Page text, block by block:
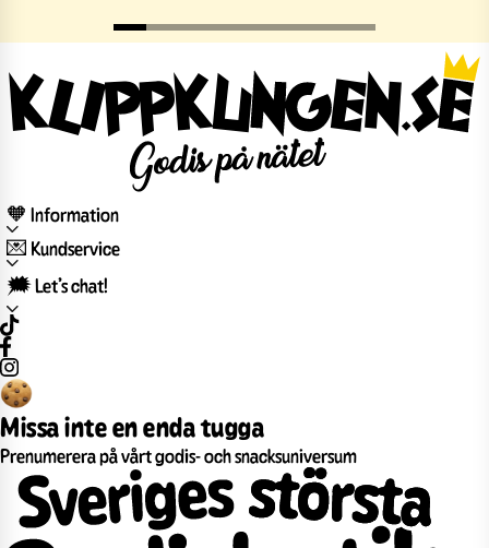
🧡 Information
💌 Kundservice
🗯️ Let’s chat!
Missa inte en enda tugga
Prenumerera på vårt godis- och snacksuniversum